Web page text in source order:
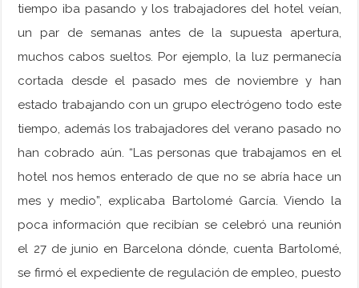
tiempo iba pasando y los trabajadores del hotel veían,
un par de semanas antes de la supuesta apertura,
muchos cabos sueltos. Por ejemplo, la luz permanecía
cortada desde el pasado mes de noviembre y han
estado trabajando con un grupo electrógeno todo este
tiempo, además los trabajadores del verano pasado no
han cobrado aún. “Las personas que trabajamos en el
hotel nos hemos enterado de que no se abría hace un
mes y medio”, explicaba Bartolomé García. Viendo la
poca información que recibían se celebró una reunión
el 27 de junio en Barcelona dónde, cuenta Bartolomé,
se firmó el expediente de regulación de empleo, puesto